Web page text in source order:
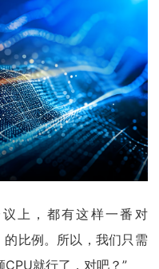
上，都有这样一番对
比例。所以，我们只需
就行了，对吧？”